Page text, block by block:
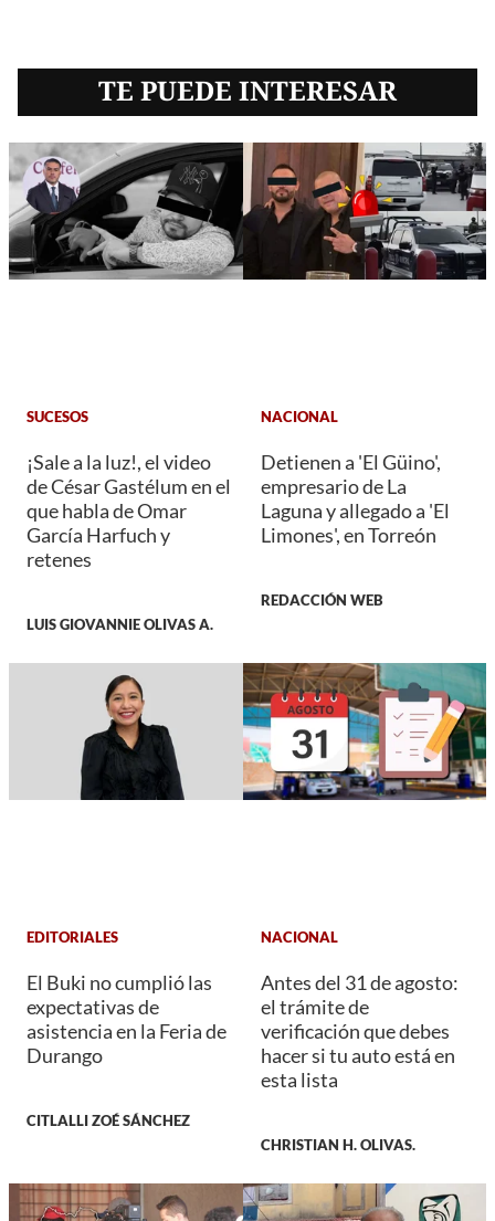
TE PUEDE INTERESAR
SUCESOS
¡Sale a la luz!, el video
de César Gastélum en el
que habla de Omar
García Harfuch y
retenes
LUIS GIOVANNIE OLIVAS A.
NACIONAL
Detienen a 'El Güino',
empresario de La
Laguna y allegado a 'El
Limones', en Torreón
REDACCIÓN WEB
EDITORIALES
El Buki no cumplió las
expectativas de
asistencia en la Feria de
Durango
CITLALLI ZOÉ SÁNCHEZ
NACIONAL
Antes del 31 de agosto:
el trámite de
verificación que debes
hacer si tu auto está en
esta lista
CHRISTIAN H. OLIVAS.